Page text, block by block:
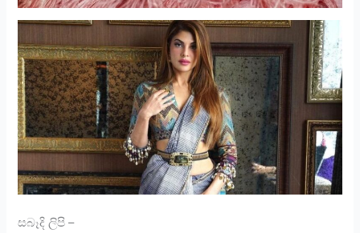
සබෑදි ලිපි –